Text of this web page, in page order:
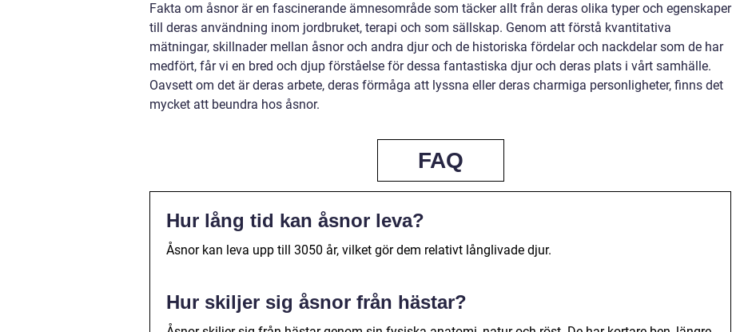
Fakta om åsnor är en fascinerande ämnesområde som täcker allt från deras olika typer och egenskaper
till deras användning inom jordbruket, terapi och som sällskap. Genom att förstå kvantitativa
mätningar, skillnader mellan åsnor och andra djur och de historiska fördelar och nackdelar som de har
medfört, får vi en bred och djup förståelse för dessa fantastiska djur och deras plats i vårt samhälle.
Oavsett om det är deras arbete, deras förmåga att lyssna eller deras charmiga personligheter, finns det
mycket att beundra hos åsnor.
FAQ
Hur lång tid kan åsnor leva?
Åsnor kan leva upp till 3050 år, vilket gör dem relativt långlivade djur.
Hur skiljer sig åsnor från hästar?